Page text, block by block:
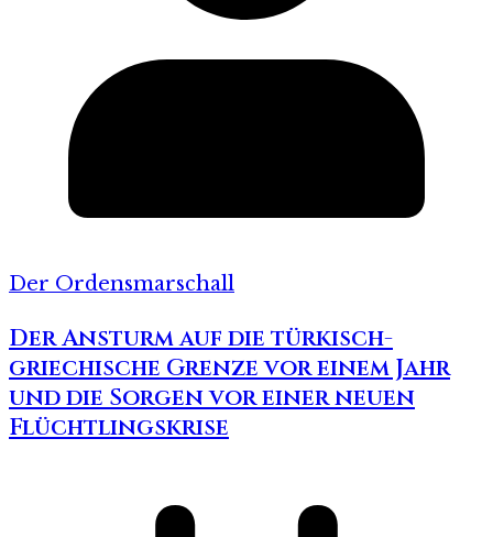
Der Ordensmarschall
Der Ansturm auf die türkisch-
griechische Grenze vor einem Jahr
und die Sorgen vor einer neuen
Flüchtlingskrise